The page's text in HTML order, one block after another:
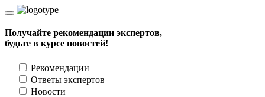
Получайте рекомендации экспертов,
будьте в курсе новостей!
Рекомендации
Ответы экспертов
Новости